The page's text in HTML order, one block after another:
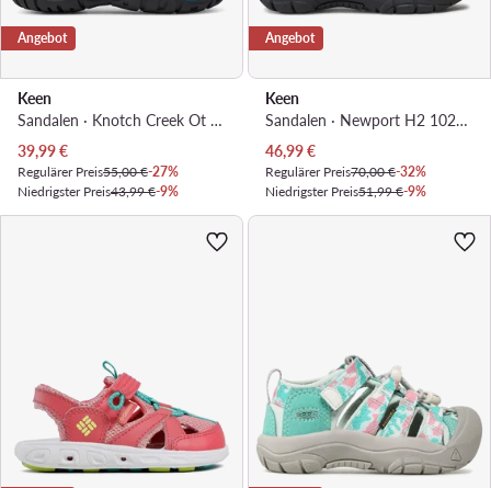
Angebot
Keen
Sandalen · Knotch Creek Ot 1027218 · Blau
Aktueller Preis
39,99€
Regulärer Preis55,00 €-27%
Niedrigster Preis43,99 €-9%
Angebot
Keen
Sandalen · Newport H2 1026268 · Grau
Aktueller Preis
46,99€
Regulärer Preis70,00 €-32%
Niedrigster Preis51,99 €-9%